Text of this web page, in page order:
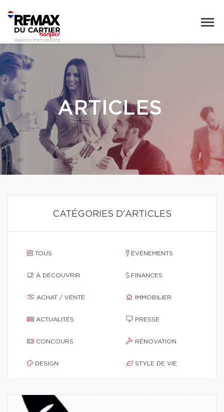
ARTICLES
CATÉGORIES D'ARTICLES
TOUS
À DÉCOUVRIR
ACHAT / VENTE
ACTUALITÉS
CONCOURS
DESIGN
ÉVÉNEMENTS
FINANCES
IMMOBILIER
PRESSE
RÉNOVATION
STYLE DE VIE